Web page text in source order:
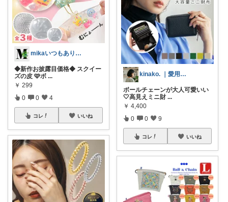
mikaいつもありがとうございます🩷
◆新作お披露目価格◆ スクイー
ズの皮 🩷ボ ...
￥ 299
0 0 4
コレ いいね
kinako. ｜愛用品とお気に入り
ボールチェーンが大人可愛いい
🤍高見えミニ財 ...
￥ 4,400
0 0 9
コレ いいね